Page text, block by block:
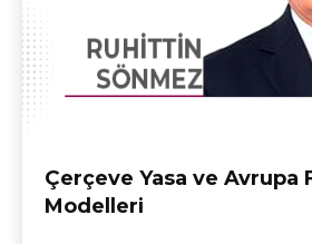
Çerçeve Yasa ve Avrupa
Modelleri